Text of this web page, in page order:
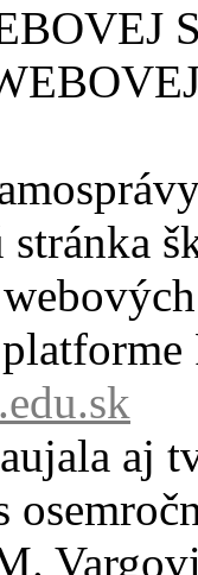
stránka
aj